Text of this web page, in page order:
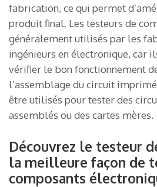
fabrication, ce qui permet
produit final. Les testeurs de
généralement utilisés par les
ingénieurs en électronique, car
vérifier le bon fonctionnement
l’assemblage du circuit
être utilisés pour tester des
assemblés ou des cartes mères.
Découvrez le testeur
la meilleure façon de
composants